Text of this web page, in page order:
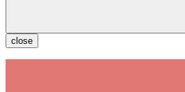
close